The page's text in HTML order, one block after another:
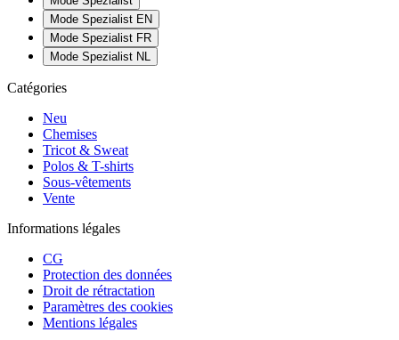
Mode Spezialist EN
Mode Spezialist FR
Mode Spezialist NL
Catégories
Neu
Chemises
Tricot & Sweat
Polos & T-shirts
Sous-vêtements
Vente
Informations légales
CG
Protection des données
Droit de rétractation
Paramètres des cookies
Mentions légales